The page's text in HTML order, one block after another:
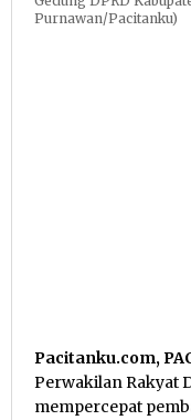
Purnawan/Pacitanku)
Pacitanku.com,
Perwakilan Rakyat
mempercepat